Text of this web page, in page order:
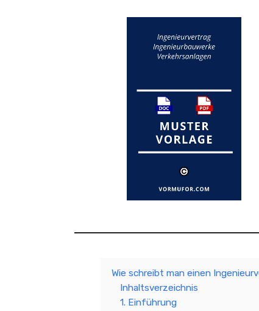
Wie schreibt man einen
Inhaltsverzeichnis
1. Einführung